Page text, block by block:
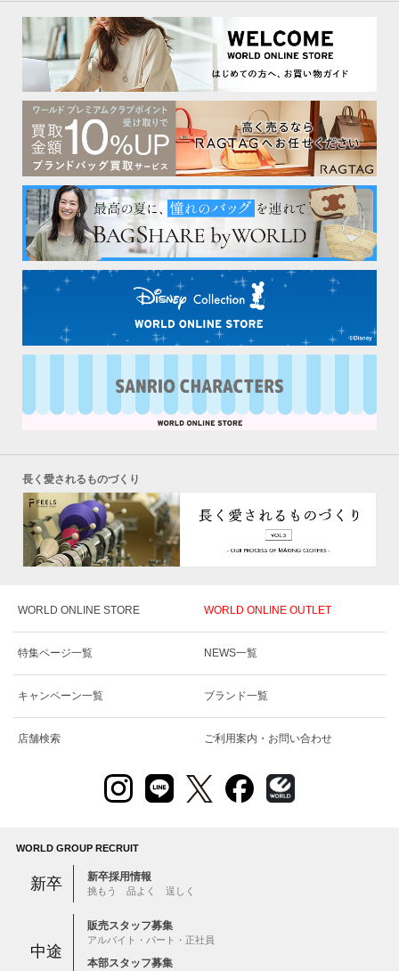
長く愛されるものづくり
WORLD ONLINE STORE WORLD ONLINE OUTLET
特集ページ一覧 NEWS一覧
キャンペーン一覧 ブランド一覧
店舗検索 ご利用案内・お問い合わせ
WORLD GROUP RECRUIT
新卒 新卒採用情報
挑もう 品よく 逞しく
中途
販売スタッフ募集
アルバイト・パート・正社員
本部スタッフ募集